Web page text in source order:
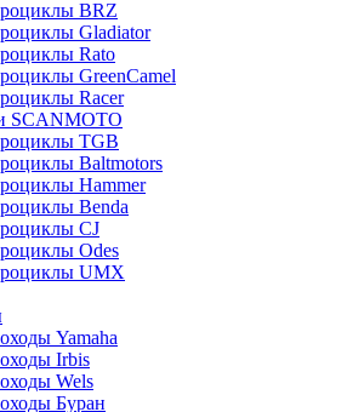
BRZ
Gladiator
Rato
GreenCamel
Racer
SCANMOTO
TGB
Baltmotors
Hammer
Benda
CJ
Odes
UMX
Yamaha
Irbis
Wels
Буран